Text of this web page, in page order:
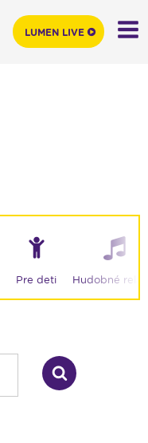
Pre deti Hudobné
LUMEN LIVE